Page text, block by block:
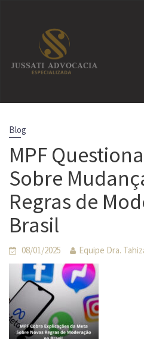
Blog
MPF
Sobre
Regras de
Brasil
08/01/2025 Equipe Dra.